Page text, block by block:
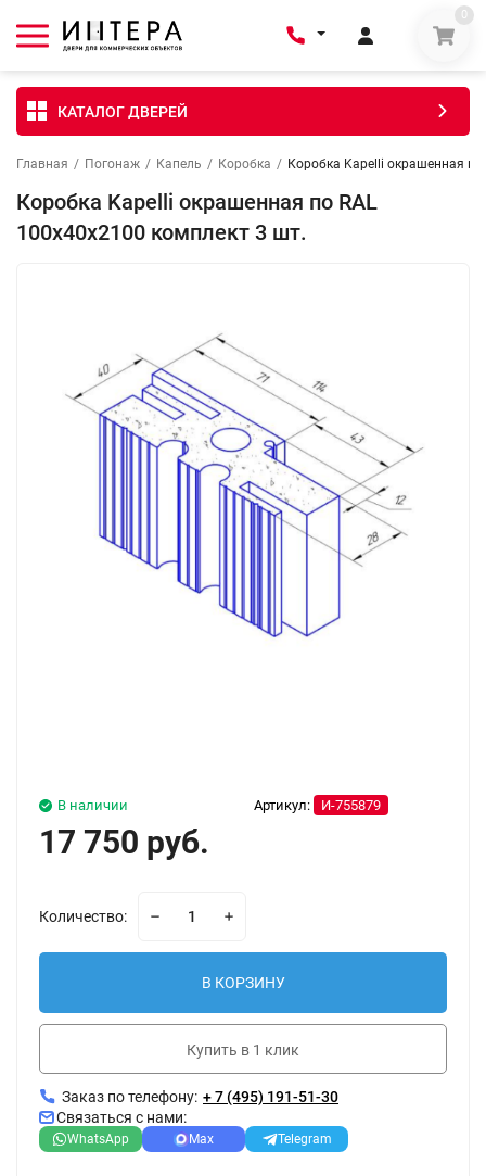
0
КАТАЛОГ ДВЕРЕЙ
Главная / Погонаж / Капель / Коробка / Коробка Kapelli окрашенная
Коробка Kapelli окрашенная по RAL
100х40х2100 комплект 3 шт.
Артикул: И-755879
В наличии
17 750 руб.
Количество:
В КОРЗИНУ
Купить в 1 клик
Заказ по телефону: + 7 (495) 191-51-30
Связаться с нами:
WhatsApp Max Telegram